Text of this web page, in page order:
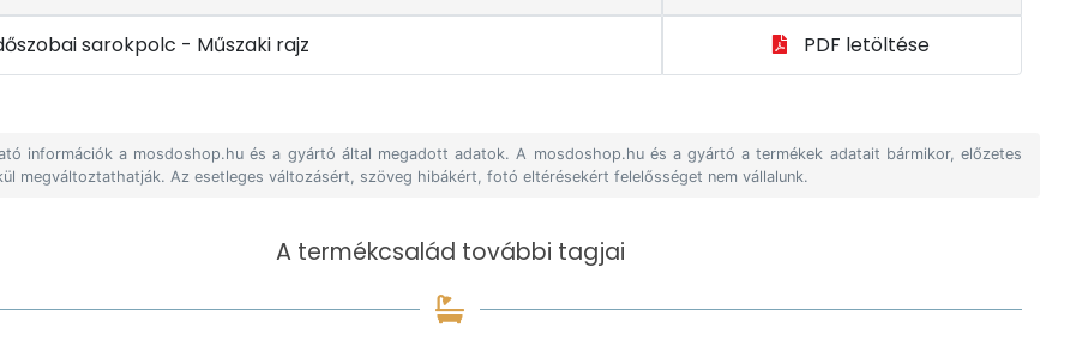
sarokpolc - Műszaki rajz PDF letöltése
információk a mosdoshop.hu és a gyártó által megadott adatok. A mosdoshop.hu és a gyártó a termékek adatait bármikor, előzetes
megváltoztathatják. Az esetleges változásért, szöveg hibákért, fotó eltérésekért felelősséget nem vállalunk.
A termékcsalád további tagjai